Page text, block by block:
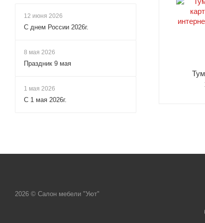
12 июня 2026
С днем России 2026г.
8 мая 2026
Праздник 9 мая
1 мая 2026
С 1 мая 2026г.
2026 © Салон мебели "Уют"